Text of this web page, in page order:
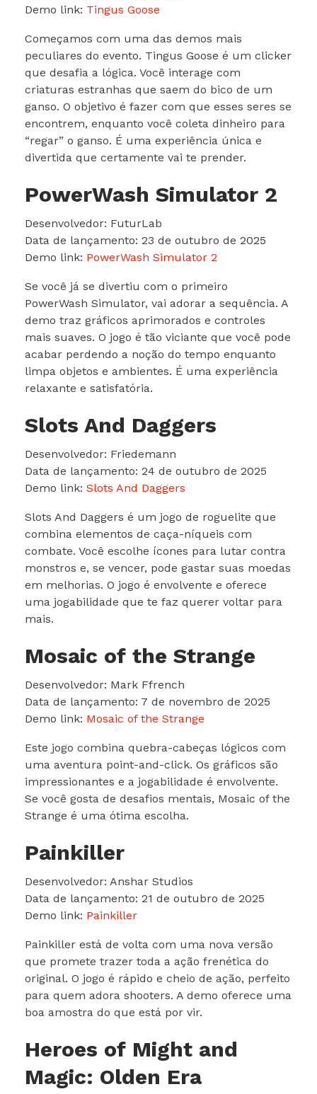
Demo link: Tingus Goose
Começamos com uma das demos mais
peculiares do evento. Tingus Goose é um clicker
que desafia a lógica. Você interage com
criaturas estranhas que saem do bico de um
ganso. O objetivo é fazer com que esses seres se
encontrem, enquanto você coleta dinheiro para
“regar” o ganso. É uma experiência única e
divertida que certamente vai te prender.
PowerWash Simulator 2
Desenvolvedor: FuturLab
Data de lançamento: 23 de outubro de 2025
Demo link: PowerWash Simulator 2
Se você já se divertiu com o primeiro
PowerWash Simulator, vai adorar a sequência. A
demo traz gráficos aprimorados e controles
mais suaves. O jogo é tão viciante que você pode
acabar perdendo a noção do tempo enquanto
limpa objetos e ambientes. É uma experiência
relaxante e satisfatória.
Slots And Daggers
Desenvolvedor: Friedemann
Data de lançamento: 24 de outubro de 2025
Demo link: Slots And Daggers
Slots And Daggers é um jogo de roguelite que
combina elementos de caça-níqueis com
combate. Você escolhe ícones para lutar contra
monstros e, se vencer, pode gastar suas moedas
em melhorias. O jogo é envolvente e oferece
uma jogabilidade que te faz querer voltar para
mais.
Mosaic of the Strange
Desenvolvedor: Mark Ffrench
Data de lançamento: 7 de novembro de 2025
Demo link: Mosaic of the Strange
Este jogo combina quebra-cabeças lógicos com
uma aventura point-and-click. Os gráficos são
impressionantes e a jogabilidade é envolvente.
Se você gosta de desafios mentais, Mosaic of the
Strange é uma ótima escolha.
Painkiller
Desenvolvedor: Anshar Studios
Data de lançamento: 21 de outubro de 2025
Demo link: Painkiller
Painkiller está de volta com uma nova versão
que promete trazer toda a ação frenética do
original. O jogo é rápido e cheio de ação, perfeito
para quem adora shooters. A demo oferece uma
boa amostra do que está por vir.
Heroes of Might and
Magic: Olden Era